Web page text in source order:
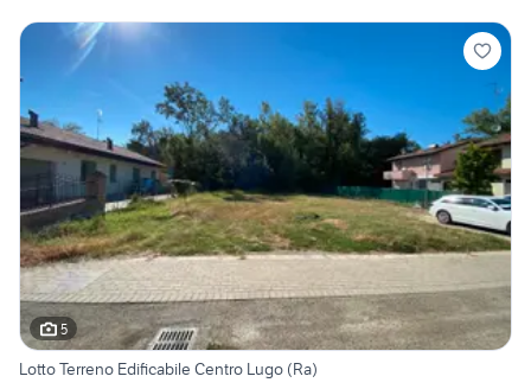
5
Lotto Terreno Edificabile Centro Lugo (Ra)